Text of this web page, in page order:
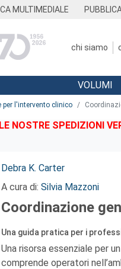
MULTIMEDIALE
chi siamo
VOLUMI
per l'intervento clinico
NOSTRE SPEDIZIONI
Autori:
Debra K. Carter
A cura di: Silvia Mazzoni
Coordinazione
Una guida pratica per i
Una risorsa essenziale per
comprende operatori